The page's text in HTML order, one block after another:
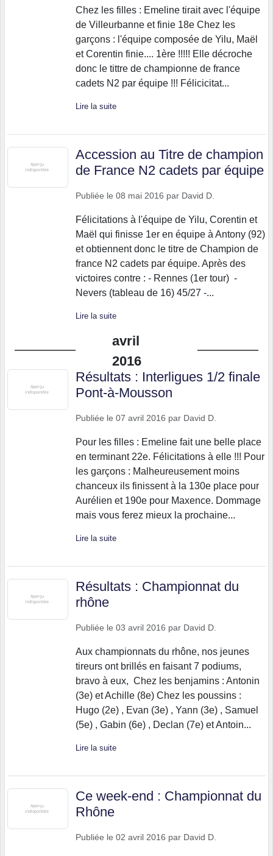
Chez les filles : Emeline tirait avec l'équipe
de Villeurbanne et finie 18e Chez les
garçons : l'équipe composée de Yilu, Maël
et Corentin finie.... 1ère !!!!! Elle décroche
donc le tittre de championne de france
cadets N2 par équipe !!! Félicicitat...
Lire la suite
Accession au Titre de champion
de France N2 cadets par équipe
Publiée le 08 mai 2016 par David D.
Félicitations à l'équipe de Yilu, Corentin et
Maël qui finisse 1er en équipe à Antony (92)
et obtiennent donc le titre de Champion de
france N2 cadets par équipe. Après des
victoires contre : - Rennes (1er tour) -
Nevers (tableau de 16) 45/27 -...
Lire la suite
avril
2016
Résultats : Interligues 1/2 finale
Pont-à-Mousson
Publiée le 07 avril 2016 par David D.
Pour les filles : Emeline fait une belle place
en terminant 22e. Félicitations à elle !!! Pour
les garçons : Malheureusement moins
chanceux ils finissent à la 130e place pour
Aurélien et 190e pour Maxence. Dommage
mais vous ferez mieux la prochaine...
Lire la suite
Résultats : Championnat du
rhône
Publiée le 03 avril 2016 par David D.
Aux championnats du rhône, nos jeunes
tireurs ont brillés en faisant 7 podiums,
bravo à eux, Chez les benjamins : Antonin
(3e) et Achille (8e) Chez les poussins :
Hugo (2e) , Evan (3e) , Yann (3e) , Samuel
(5e) , Gabin (6e) , Declan (7e) et Antoin...
Lire la suite
Ce week-end : Championnat du
Rhône
Publiée le 02 avril 2016 par David D.